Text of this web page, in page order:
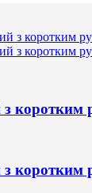
коротким
коротким